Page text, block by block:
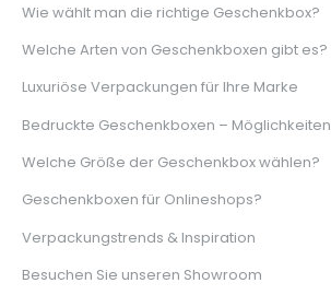
Wie wählt man die richtige Geschenkbox?
Welche Arten von Geschenkboxen gibt es?
Luxuriöse Verpackungen für Ihre Marke
Bedruckte Geschenkboxen – Möglichkeiten
Welche Größe der Geschenkbox wählen?
Geschenkboxen für Onlineshops?
Verpackungstrends & Inspiration
Besuchen Sie unseren Showroom